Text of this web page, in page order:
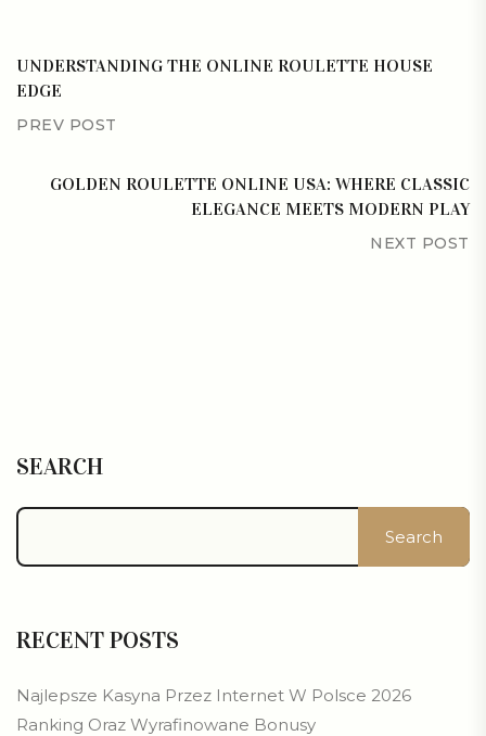
UNDERSTANDING THE ONLINE ROULETTE HOUSE
EDGE
PREV POST
GOLDEN ROULETTE ONLINE USA: WHERE CLASSIC
ELEGANCE MEETS MODERN PLAY
NEXT POST
SEARCH
Search
RECENT POSTS
Najlepsze Kasyna Przez Internet W Polsce 2026
Ranking Oraz Wyrafinowane Bonusy